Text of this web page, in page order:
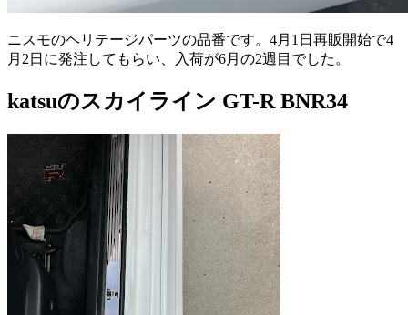
ニスモのヘリテージパーツの品番です。4月1日再販開始で4
月2日に発注してもらい、入荷が6月の2週目でした。
katsuのスカイライン GT-R BNR34